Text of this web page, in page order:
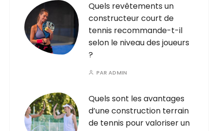
Quels revêtements un
constructeur court de
tennis recommande-t-il
selon le niveau des joueurs
?
PARADMIN
Quels sont les avantages
d’une construction terrain
de tennis pour valoriser un